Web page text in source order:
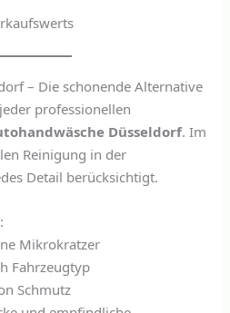
– Die schonende Alternative
professionellen
Düsseldorf. Im
Reinigung in der
Detail berücksichtigt.
Mikrokratzer
Fahrzeugtyp
Schmutz